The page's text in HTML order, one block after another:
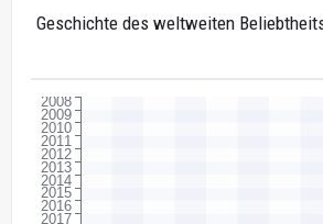
Geschichte des weltweiten